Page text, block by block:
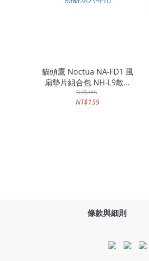
貓頭鷹 Noctua NA-FD1 風
扇墊片組合包 NH-L9散熱
器系列專用
NT$365
NT$159
條款與細則